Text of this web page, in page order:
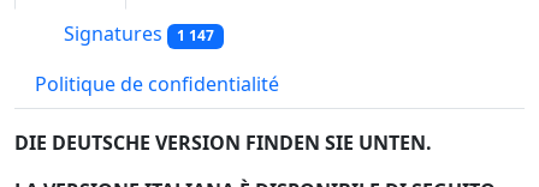
Signatures 1 147
Politique de confidentialité
DIE DEUTSCHE VERSION FINDEN SIE UNTEN.